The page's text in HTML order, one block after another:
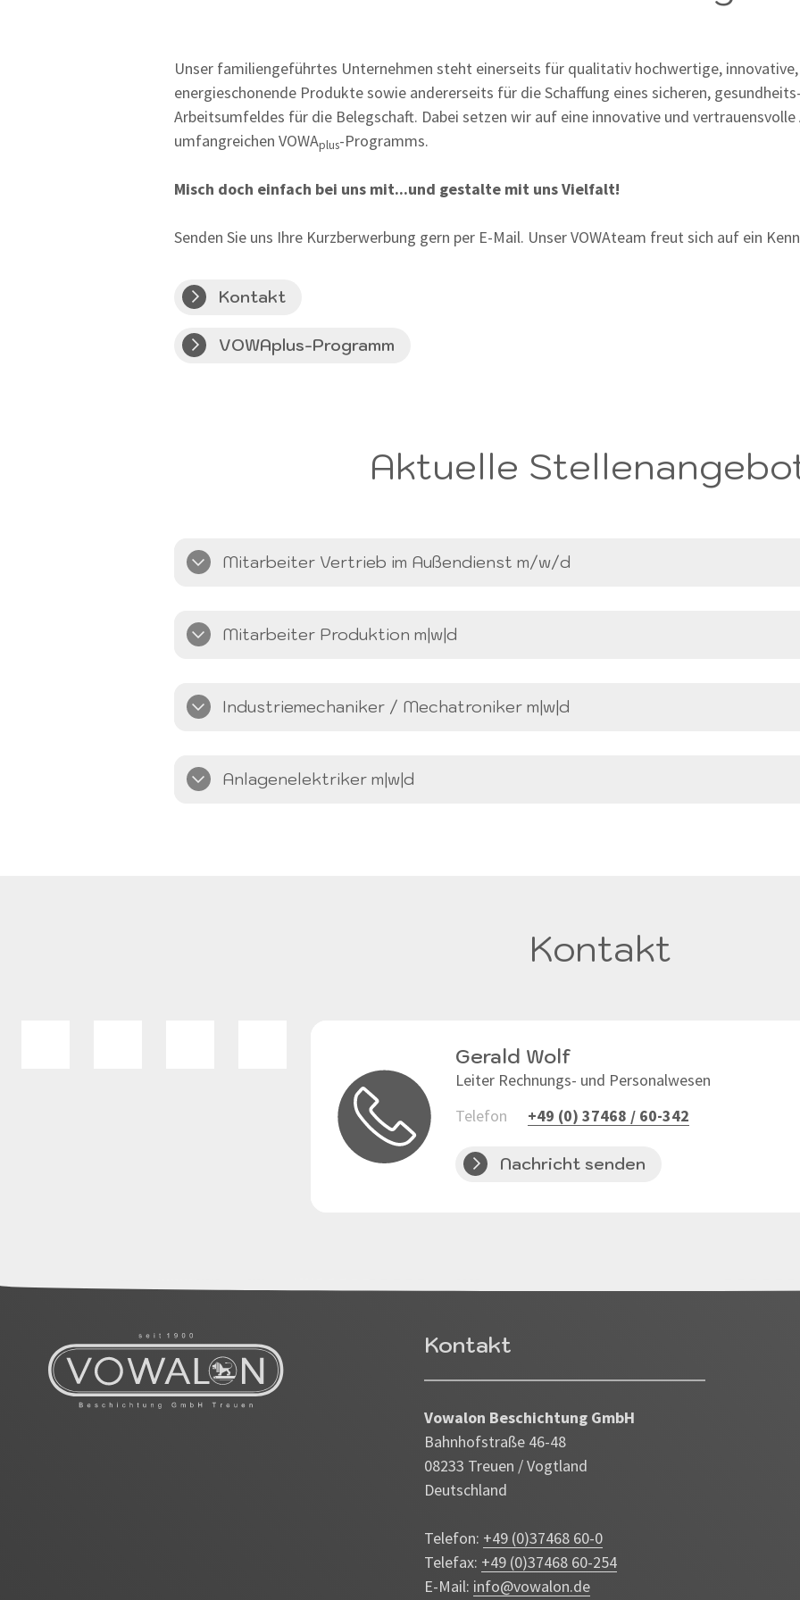
Unser familiengeführtes Unternehmen steht einerseits für qualitativ hochwertige,
energieschonende Produkte sowie andererseits für die Schaffung eines sicheren,
Arbeitsumfeldes für die Belegschaft. Dabei setzen wir auf eine innovative und
umfangreichen VOWAplus-Programms.⁠
Misch doch einfach bei uns mit...und gestalte mit uns Vielfalt!
Senden Sie uns Ihre Kurzberwerbung gern per E-Mail. Unser VOWAteam freut sich auf ein
Kontakt
VOWAplus-Programm
Aktuelle
Mitarbeiter Vertrieb im Außendienst m/w/d
Mitarbeiter Produktion m|w|d
Industriemechaniker / Mechatroniker m|w|d
Anlagenelektriker m|w|d
Kontakt
Gerald Wolf
Leiter Rechnungs- und Personalwesen
Telefon
+49 (0) 37468 / 60-342
Nachricht senden
Kontakt
Vowalon Beschichtung GmbH
Bahnhofstraße 46-48
08233 Treuen / Vogtland
Deutschland
Telefon: +49 (0)37468 60-0
Telefax: +49 (0)37468 60-254
E-Mail: info@vowalon.de